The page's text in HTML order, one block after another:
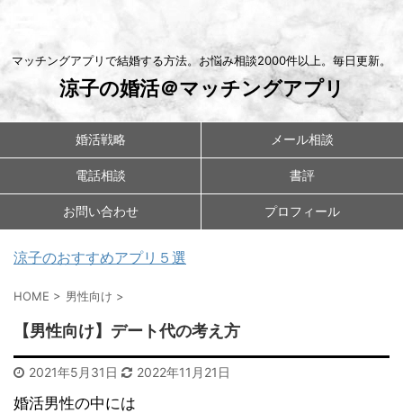
マッチングアプリで結婚する方法。お悩み相談2000件以上。毎日更新。
涼子の婚活＠マッチングアプリ
婚活戦略 メール相談
電話相談 書評
お問い合わせ プロフィール
涼子のおすすめアプリ５選
HOME > 男性向け >
【男性向け】デート代の考え方
2021年5月31日 2022年11月21日
婚活男性の中には